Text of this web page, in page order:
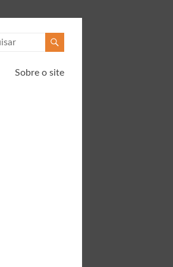
Sobre o site